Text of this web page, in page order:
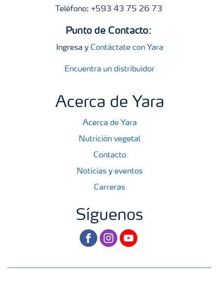
Teléfono: +593 43 75 26 73
Punto de Contacto:
Ingresa y Contáctate con Yara
Encuentra un distribuidor
Acerca de Yara
Acerca de Yara
Nutrición vegetal
Contacto
Noticias y eventos
Carreras
Síguenos
facebookinstagram
youtube